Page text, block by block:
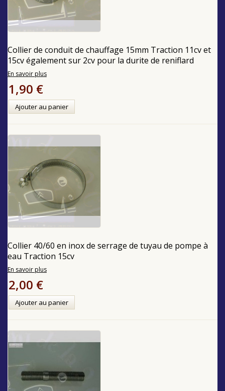
Collier de conduit de chauffage 15mm Traction 11cv et
15cv également sur 2cv pour la durite de reniflard
En savoir plus
1,90 €
Ajouter au panier
Collier 40/60 en inox de serrage de tuyau de pompe à
eau Traction 15cv
En savoir plus
2,00 €
Ajouter au panier